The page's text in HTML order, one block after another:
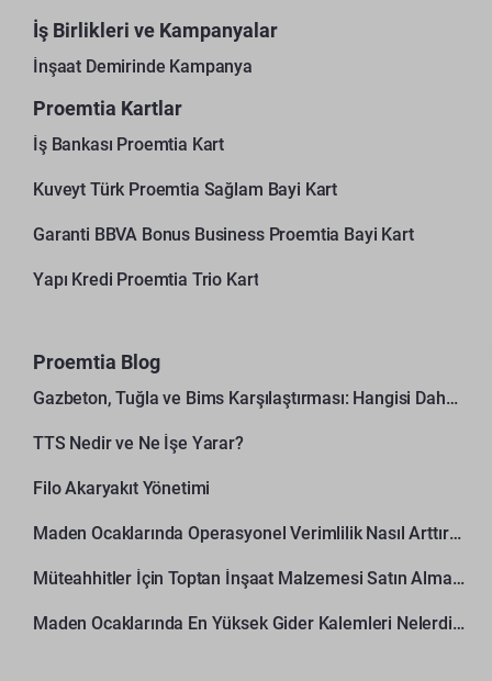
İş Birlikleri ve Kampanyalar
İnşaat Demirinde Kampanya
Proemtia Kartlar
İş Bankası Proemtia Kart
Kuveyt Türk Proemtia Sağlam Bayi Kart
Garanti BBVA Bonus Business Proemtia Bayi Kart
Yapı Kredi Proemtia Trio Kart
Proemtia Blog
Gazbeton, Tuğla ve Bims Karşılaştırması: Hangisi Daha Avantajlı?
TTS Nedir ve Ne İşe Yarar?
Filo Akaryakıt Yönetimi
Maden Ocaklarında Operasyonel Verimlilik Nasıl Arttırılır?
Müteahhitler İçin Toptan İnşaat Malzemesi Satın Alma Rehberi
Maden Ocaklarında En Yüksek Gider Kalemleri Nelerdir?